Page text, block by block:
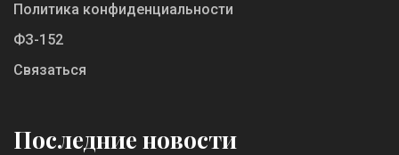
Политика конфиденциальности
ФЗ-152
Связаться
Последние новости